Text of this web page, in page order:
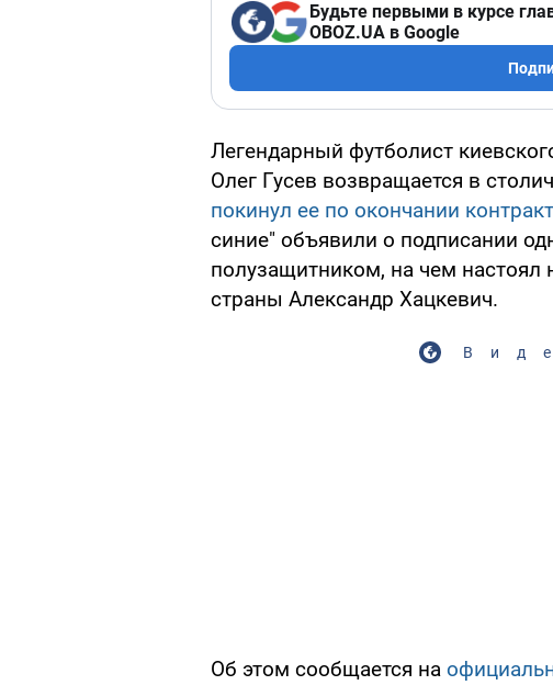
Будьте первыми в курсе
OBOZ.UA в Google
Легендарный футболист
Олег Гусев возвращается в
покинул ее по окончании
синие" объявили о подписании
полузащитником, на чем
страны Александр Хацкевич.
Об этом сообщается на